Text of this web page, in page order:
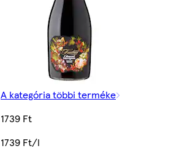
A kategória többi terméke
1739 Ft
1739 Ft/l